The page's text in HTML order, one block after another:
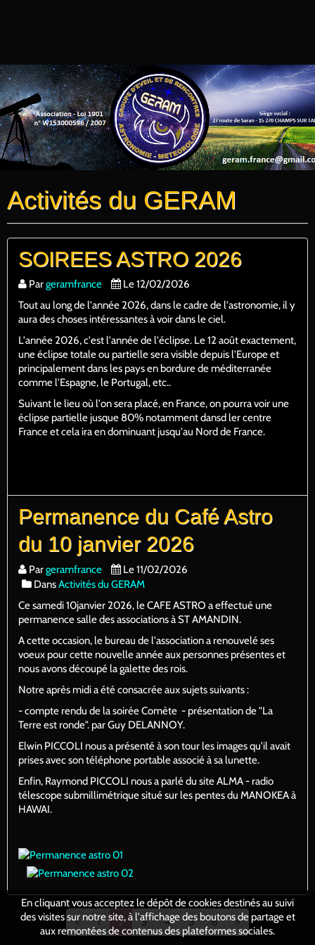
Activités du GERAM
SOIREES ASTRO 2026
Pargeramfrance
Le 12/02/2026
Tout au long de l'année 2026, dans le cadre de l'astronomie, il y
aura des choses intéressantes à voir dans le ciel.
L'année 2026, c'est l'année de l'éclipse. Le 12 août exactement,
une éclipse totale ou partielle sera visible depuis l'Europe et
principalement dans les pays en bordure de méditerranée
comme l'Espagne, le Portugal, etc..
Suivant le lieu où l'on sera placé, en France, on pourra voir une
éclipse partielle jusque 80% notamment dansd ler centre
France et cela ira en dominuant jusqu'au Nord de France.
Permanence du Café Astro
du 10 janvier 2026
Pargeramfrance
Le 11/02/2026
DansActivités du GERAM
Ce samedi 10janvier 2026, le CAFE ASTRO a effectué une
permanence salle des associations à ST AMANDIN.
A cette occasion, le bureau de l'association a renouvelé ses
voeux pour cette nouvelle année aux personnes présentes et
nous avons découpé la galette des rois.
Notre après midi a été consacrée aux sujets suivants :
- compte rendu de la soirée Comète - présentation de "La
Terre est ronde". par Guy DELANNOY.
Elwin PICCOLI nous a présenté à son tour les images qu'il avait
prises avec son téléphone portable associé à sa lunette.
Enfin, Raymond PICCOLI nous a parlé du site ALMA - radio
télescope submillimétrique situé sur les pentes du MANOKEA à
HAWAI.
< 1 2 3 4 5 6 >
En cliquant vous acceptez le dépôt de cookies destinés au suivi
des visites sur notre site, à l'affichage des boutons de partage et
aux remontées de contenus des plateformes sociales.